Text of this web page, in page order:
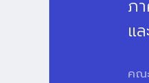
ภ
แ
คณ